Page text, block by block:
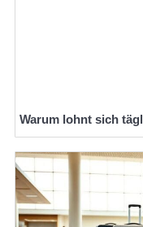
Warum lohnt sich